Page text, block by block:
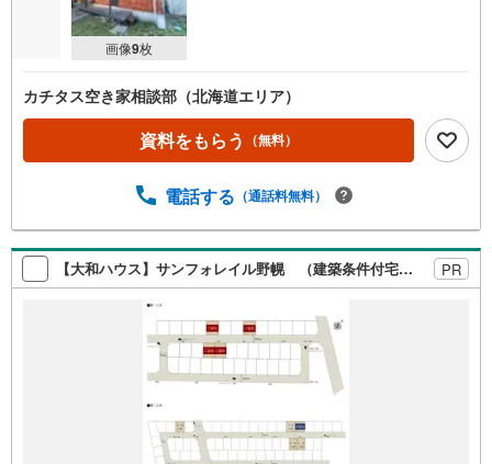
画像9枚
カチタス空き家相談部（北海道エリア）
資料をもらう （無料）
電話する （通話料無料）
【大和ハウス】サンフォレイル野幌 （建築条件付宅地分譲） PR